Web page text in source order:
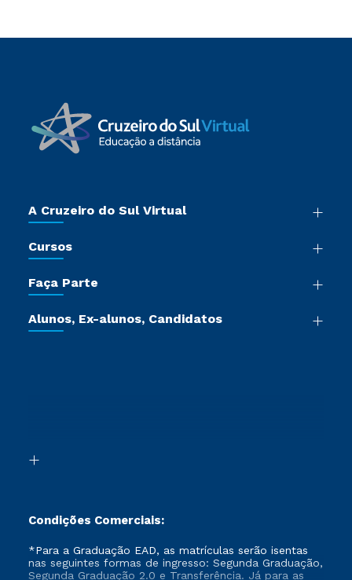
A Cruzeiro do Sul Virtual
Sala de Imprensa
Certificadoras
Jornada do Aluno
Cursos
Pós-graduação
Cursos Livres
Faça Parte
Vestibular Redação
Formação Pedagógica - R2
Alunos, Ex-alunos, Candidatos
Condições Comerciais:
*Para a Graduação EAD, as matrículas serão isentas
nas seguintes formas de ingresso: Segunda Graduação,
Segunda Graduação 2.0 e Transferência. Já para as